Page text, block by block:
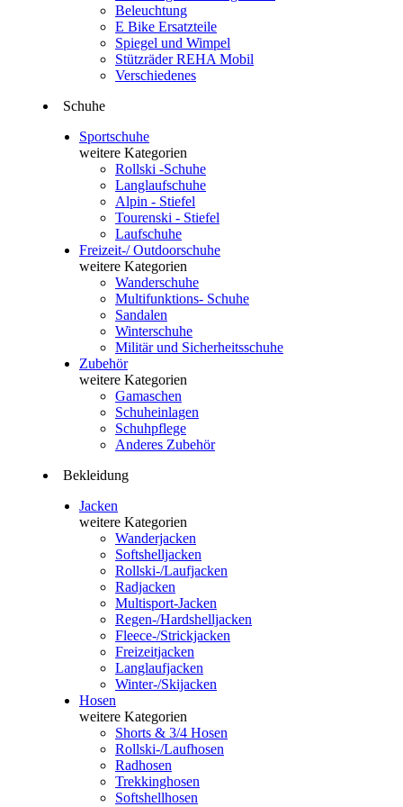
Beleuchtung
E Bike Ersatzteile
Spiegel und Wimpel
Stützräder REHA Mobil
Verschiedenes
Schuhe
Sportschuhe
weitere Kategorien
Rollski -Schuhe
Langlaufschuhe
Alpin - Stiefel
Tourenski - Stiefel
Laufschuhe
Freizeit-/ Outdoorschuhe
weitere Kategorien
Wanderschuhe
Multifunktions- Schuhe
Sandalen
Winterschuhe
Militär und Sicherheitsschuhe
Zubehör
weitere Kategorien
Gamaschen
Schuheinlagen
Schuhpflege
Anderes Zubehör
Bekleidung
Jacken
weitere Kategorien
Wanderjacken
Softshelljacken
Rollski-/Laufjacken
Radjacken
Multisport-Jacken
Regen-/Hardshelljacken
Fleece-/Strickjacken
Freizeitjacken
Langlaufjacken
Winter-/Skijacken
Hosen
weitere Kategorien
Shorts & 3/4 Hosen
Rollski-/Laufhosen
Radhosen
Trekkinghosen
Softshellhosen